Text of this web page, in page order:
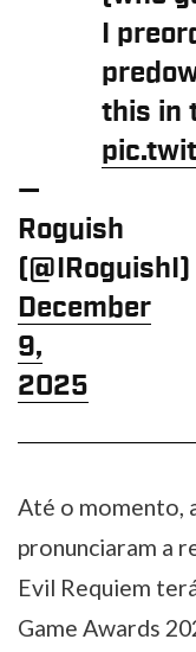
I
this in
—
Roguish
(@IRoguishI)
December
9,
2025
Até o momento,
pronunciaram a
Evil Requiem
Game Awards